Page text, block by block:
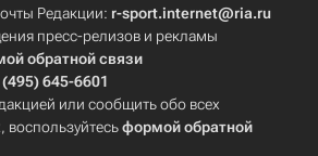
Редакции: r-sport.internet@ria.ru
пресс-релизов и рекламы
обратной связи
(495) 645-6601
или сообщить обо всех
формой обратной